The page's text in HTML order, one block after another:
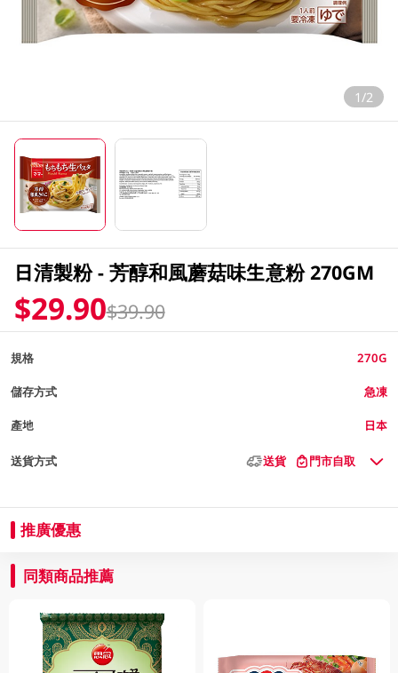
1/2
日清製粉 - 芳醇和風蘑菇味生意粉 270GM
$29.90$39.90
規格 270G
儲存方式 急凍
產地 日本
送貨方式 送貨 門市自取
推廣優惠
同類商品推薦